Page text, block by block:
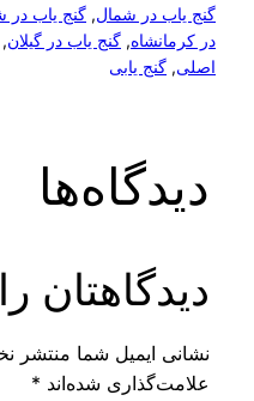
شمال, گنج یاب در شیراز, گنج یاب
گنج یاب در گیلان, گنج یاب در
را
شما منتشر نخواهد شد.
شده‌اند*